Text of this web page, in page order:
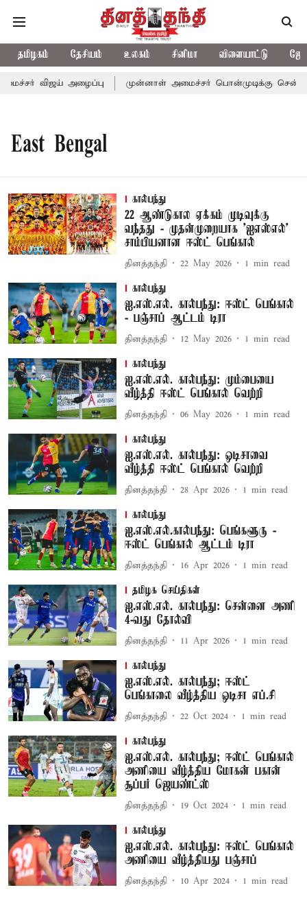
தமிழகம் தேசியம் உலகம் சினிமா விளையாட்டு
விஜய் அழைப்பு முன்னாள் அமைச்சர் பொன்முடிக்கு
East Bengal
கால்பந்து
22 ஆண்டுகால ஏக்கம் முடிவுக்கு
வந்தது - முதன்முறையாக ’ஐஎஸ்எல்’
சாம்பியனான ஈஸ்ட் பெங்கால்
தினத்தந்தி 22 May 2026 1 min read
கால்பந்து
ஐ.எஸ்.எல். கால்பந்து: ஈஸ்ட் பெங்கால்
- பஞ்சாப் ஆட்டம் டிரா
தினத்தந்தி 12 May 2026 1 min read
கால்பந்து
ஐ.எஸ்.எல். கால்பந்து: மும்பையை
வீழ்த்தி ஈஸ்ட் பெங்கால் வெற்றி
தினத்தந்தி 06 May 2026 1 min read
கால்பந்து
ஐ.எஸ்.எல். கால்பந்து: ஒடிசாவை
வீழ்த்தி ஈஸ்ட் பெங்கால் வெற்றி
தினத்தந்தி 28 Apr 2026 1 min read
கால்பந்து
ஐ.எஸ்.எல்.கால்பந்து: பெங்களூரு -
ஈஸ்ட் பெங்கால் ஆட்டம் டிரா
தினத்தந்தி 16 Apr 2026 1 min read
தமிழக செய்திகள்
ஐ.எஸ்.எல். கால்பந்து: சென்னை அணி
4-வது தோல்வி
தினத்தந்தி 11 Apr 2026 1 min read
கால்பந்து
ஐ.எஸ்.எல். கால்பந்து; ஈஸ்ட்
பெங்காலை வீழ்த்திய ஒடிசா எப்.சி
தினத்தந்தி 22 Oct 2024 1 min read
கால்பந்து
ஐ.எஸ்.எல். கால்பந்து; ஈஸ்ட் பெங்கால்
அணியை வீழ்த்திய மோகன் பகான்
சூப்பர் ஜெயண்ட்ஸ்
தினத்தந்தி 19 Oct 2024 1 min read
கால்பந்து
ஐ.எஸ்.எல். கால்பந்து: ஈஸ்ட் பெங்கால்
அணியை வீழ்த்தியது பஞ்சாப்
தினத்தந்தி 10 Apr 2024 1 min read